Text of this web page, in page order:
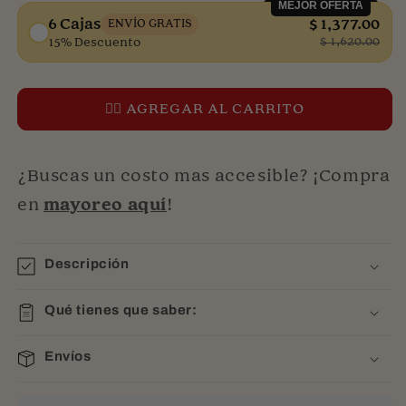
MEJOR OFERTA
6 Cajas ENVÍO GRATIS
15% Descuento
$ 1,377.00
$ 1,620.00
👉🏻 AGREGAR AL CARRITO
¿Buscas un costo mas accesible? ¡Compra
en mayoreo aquí!
Descripción
Qué tienes que saber:
Envíos